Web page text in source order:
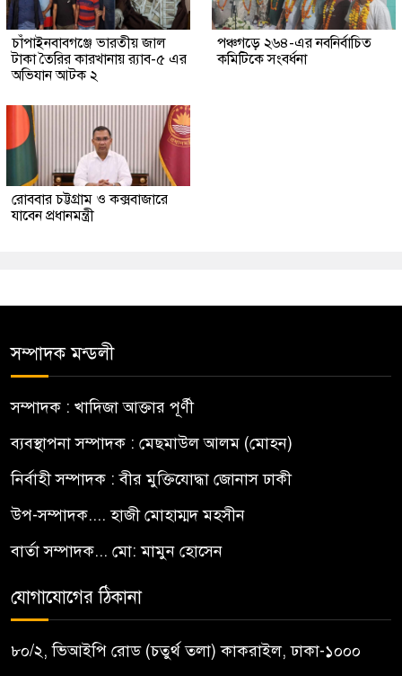
চাঁপাইনবাবগঞ্জে ভারতীয় জাল
টাকা তৈরির কারখানায় র‍্যাব-৫ এর
অভিযান আটক ২
পঞ্চগড়ে ২৬৪-এর নবনির্বাচিত
কমিটিকে সংবর্ধনা
রোববার চট্টগ্রাম ও কক্সবাজারে
যাবেন প্রধানমন্ত্রী
সম্পাদক মন্ডলী
সম্পাদক : খাদিজা আক্তার পূর্ণী
ব্যবস্থাপনা সম্পাদক : মেছমাউল আলম (মোহন)
নির্বাহী সম্পাদক : বীর মুক্তিযোদ্ধা জোনাস ঢাকী
উপ-সম্পাদক.... হাজী মোহাম্মদ মহসীন
বার্তা সম্পাদক... মো: মামুন হোসেন
যোগাযোগের ঠিকানা
৮০/২, ভিআইপি রোড (চতুর্থ তলা) কাকরাইল, ঢাকা-১০০০